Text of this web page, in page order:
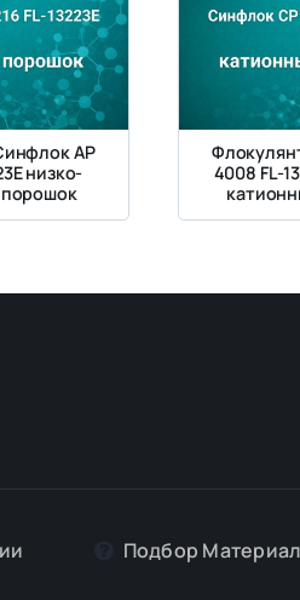
AP
низко-
4008 FL-
Подбор